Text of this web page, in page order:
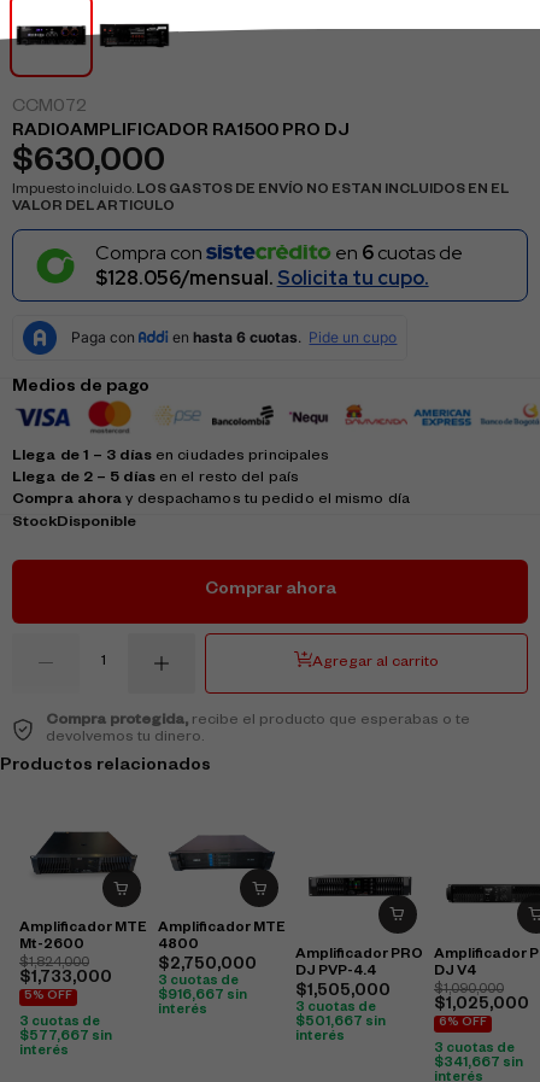
CCM072
RADIOAMPLIFICADOR RA1500 PRO DJ
$630,000
Impuesto incluido. LOS GASTOS DE ENVÍO NO ESTAN INCLUIDOS EN EL
VALOR DEL ARTICULO
Compra con en 6cuotas de
$128.056/mensual. Solicita tu cupo.
Medios de pago
Llega de 1 – 3 díasen ciudades principales
Llega de 2 – 5 díasen el resto del país
Compra ahora y despachamos tu pedido el mismo día
StockDisponible
Comprar ahora
Agregar al carrito
Compra protegida,recibe el producto que esperabas o te
devolvemos tu dinero.
Productos relacionados
Amplificador MTE
Mt-2600
$1,824,000
$1,733,000
5% OFF
3 cuotas de
$577,667 sin
interés
Amplificador MTE
4800
$2,750,000
3 cuotas de
$916,667 sin
interés
Amplificador PRO
DJ PVP-4.4
$1,505,000
3 cuotas de
$501,667 sin
interés
Amplificador
DJ V4
$1,090,000
$1,025,000
6% OFF
3 cuotas de
$341,667 sin
interés